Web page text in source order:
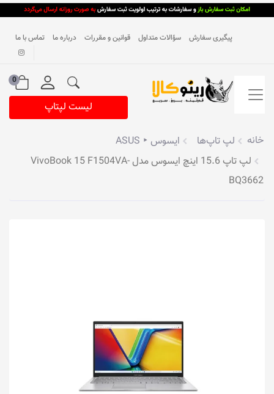
پیگیری سفارش سؤالات متداول قوانین و مقررات درباره ما تماس با ما
0
لیست لپتاپ
خانه لپ تاپ‌ها
ایسوس ‣ ASUS
لپ تاپ 15.6 اینچ ایسوس مدل VivoBook 15 F1504VA-
BQ3662